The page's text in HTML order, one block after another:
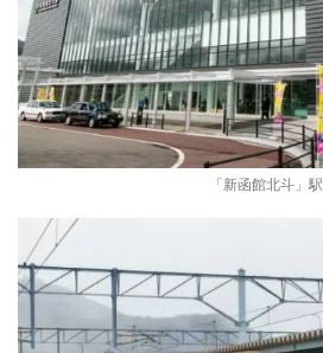
「新函館北斗」駅